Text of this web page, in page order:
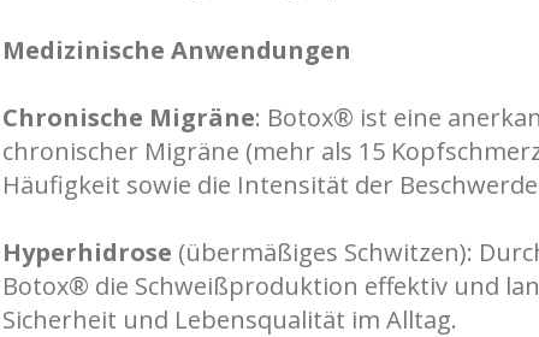
Medizinische Anwendungen
Chronische Migräne: Botox® ist eine
chronischer Migräne (mehr als 15
Häufigkeit sowie die Intensität der
Hyperhidrose (übermäßiges Schwitzen): D
Botox® die Schweißproduktion effektiv und
Sicherheit und Lebensqualität im Alltag.